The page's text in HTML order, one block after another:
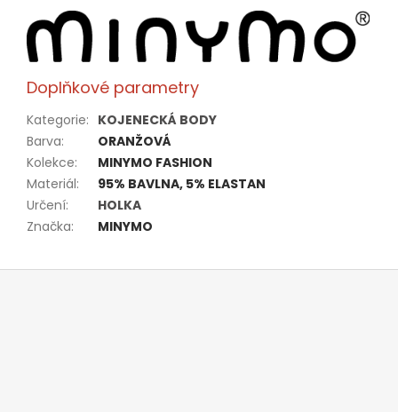
Doplňkové parametry
Kategorie: KOJENECKÁ BODY
Barva:
ORANŽOVÁ
Kolekce:
MINYMO FASHION
Materiál:
95% BAVLNA, 5% ELASTAN
Určení:
HOLKA
Značka: MINYMO
Z